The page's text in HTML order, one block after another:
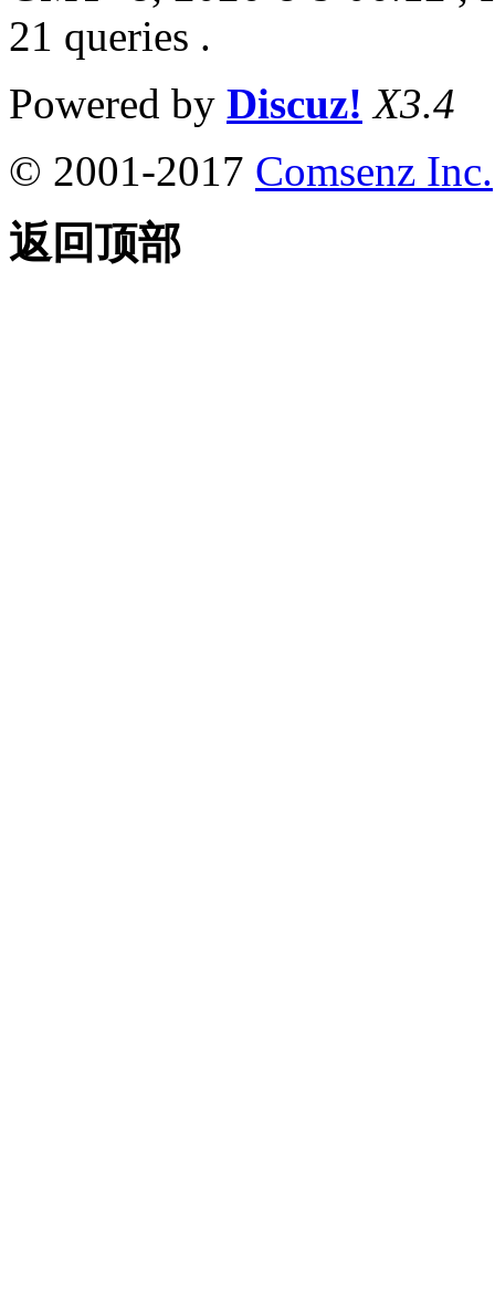
21 queries .
Powered by Discuz! X3.4
© 2001-2017 Comsenz Inc.
返回顶部